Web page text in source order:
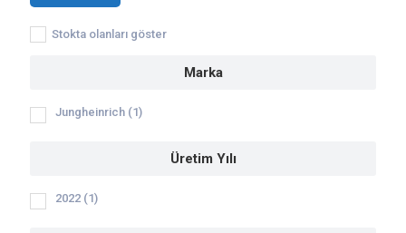
Stokta olanları göster
Marka
Jungheinrich (1)
Üretim Yılı
2022 (1)